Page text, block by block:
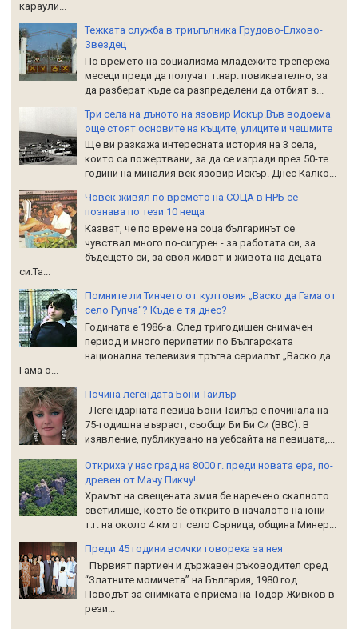
караули...
Тежката служба в триъгълника Грудово-Елхово-
Звездец
По времето на социализма младежите трепереха
месеци преди да получат т.нар. повиквателно, за
да разберат къде са разпределени да отбият з...
Три села на дъното на язовир Искър.Във водоема
още стоят основите на къщите, улиците и чешмите
Ще ви разкажа интересната история на 3 села,
които са пожертвани, за да се изгради през 50-те
години на миналия век язовир Искър. Днес Калко...
Човек живял по времето на СОЦА в НРБ се
познава по тези 10 неща
Казват, че по време на соца българинът се
чувствал много по-сигурен - за работата си, за
бъдещето си, за своя живот и живота на децата
си.Та...
Помните ли Тинчето от култовия „Васко да Гама от
село Рупча“? Къде е тя днес?
Годината е 1986-а. След тригодишен снимачен
период и много перипетии по Българската
национална телевизия тръгва сериалът „Васко да
Гама о...
Почина легендата Бони Тайлър
Легендарната певица Бони Тайлър е починала на
75-годишна възраст, съобщи Би Би Си (BBC). В
изявление, публикувано на уебсайта на певицата,...
Откриха у нас град на 8000 г. преди новата ера, по-
древен от Мачу Пикчу!
Храмът на свещената змия бе наречено скалното
светилище, което бе открито в началото на юни
т.г. на около 4 км от село Сърница, община Минер...
Преди 45 години всички говореха за нея
Първият партиен и държавен ръководител сред
“Златните момичета” на България, 1980 год.
Поводът за снимката е приема на Тодор Живков в
рези...